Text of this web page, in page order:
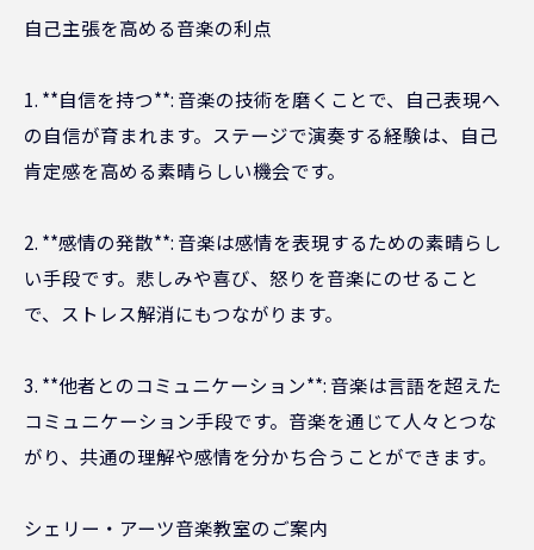
自己主張を高める音楽の利点
1. **自信を持つ**: 音楽の技術を磨くことで、自己表現へ
の自信が育まれます。ステージで演奏する経験は、自己
肯定感を高める素晴らしい機会です。
2. **感情の発散**: 音楽は感情を表現するための素晴らし
い手段です。悲しみや喜び、怒りを音楽にのせること
で、ストレス解消にもつながります。
3. **他者とのコミュニケーション**: 音楽は言語を超えた
コミュニケーション手段です。音楽を通じて人々とつな
がり、共通の理解や感情を分かち合うことができます。
シェリー・アーツ音楽教室のご案内